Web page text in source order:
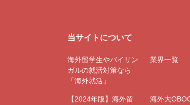
当サイトについて
海外留学生やバイリン
ガルの就活対策なら
「海外就活」
業界一覧
【2024年版】海外留
海外大